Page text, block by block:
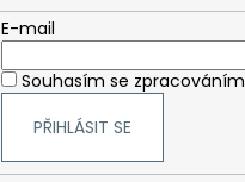
E-mail
Souhasím se zpracováním
PŘIHLÁSIT SE